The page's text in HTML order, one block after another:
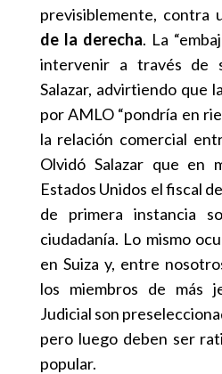
previsiblemente, contra
de la derecha. La
intervenir a través de
Salazar, advirtiendo que
por AMLO “pondría en
la relación comercial
Olvidó Salazar que en
Estados Unidos el fiscal
de primera instancia
ciudadanía. Lo mismo
en Suiza y, entre
los miembros de más
Judicial son
pero luego deben ser
popular.